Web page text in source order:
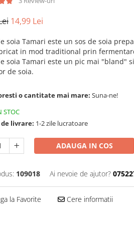
14,99 Lei
soia Tamari este un sos de soia
in mod traditional prin
soia Tamari este un pic mai "bland"
de soia.
o cantitate mai mare: Suna-ne!
STOC
livrare: 1-2 zile lucratoare
ADAUGA IN COS
109018 Ai nevoie de ajutor?
la Favorite Cere informatii